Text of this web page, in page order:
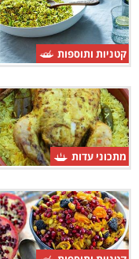
קטניות ותוספות
מתכוני עדות